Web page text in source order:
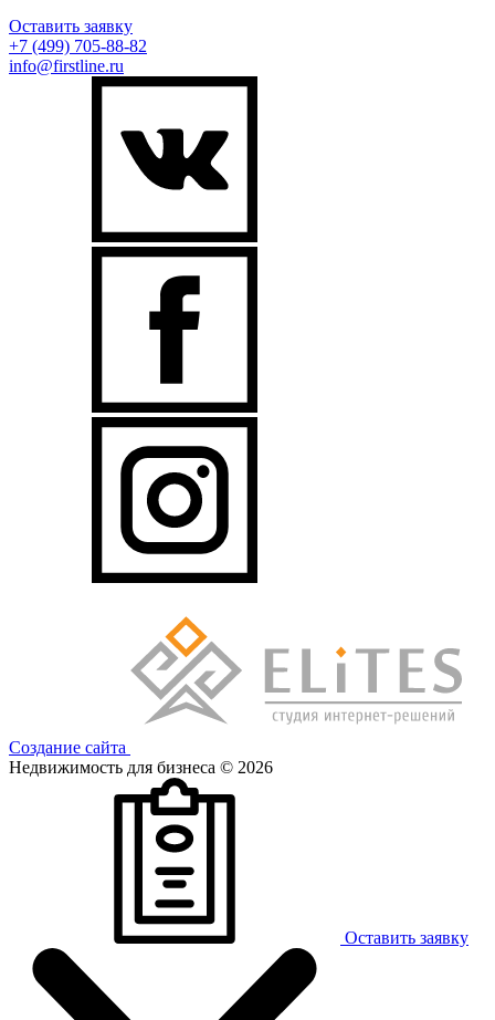
Оставить заявку
+7 (499) 705-88-82
info@firstline.ru
Создание сайта
Недвижимость для бизнеса © 2026
Оставить заявку